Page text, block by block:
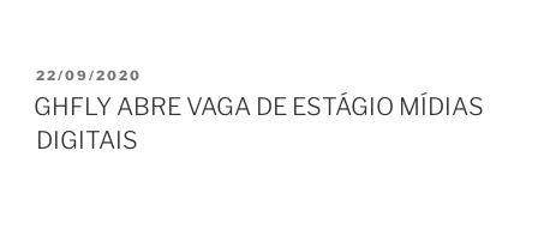
PUBLICADO
EM
22/09/2020
GHFLY ABRE VAGA DE ESTÁGIO MÍDIAS
DIGITAIS